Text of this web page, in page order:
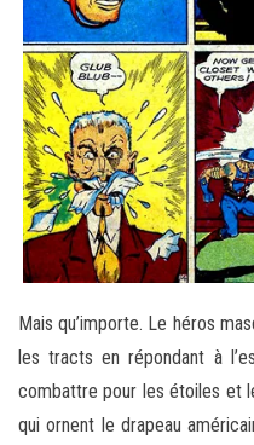
Mais qu’importe. Le héros
les tracts en répondant à
combattre pour les étoiles et
qui ornent le drapeau